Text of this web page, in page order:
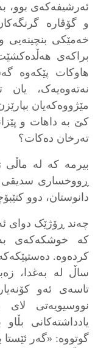
ئەرشیفەکەی بوو،
و گۆڤارە
خەمێکی بنچینەیی
براکەی
هاوکات پێکەوە
نەتەوەیەک،
مێژووەکەیان
کێ بە داهات و
تەرخان دەکات؟
بیرمە کە لە ماڵی
ڕووخساری سدیقی
دانوستان، دوو
چەند ڕۆژێک دوای
کە خوشکەکەی
ساڵ لە بەغدا،
تاسەی ئەو
نووسیویەتی لای
یادداشتەکانی
گوتووە: «گەر